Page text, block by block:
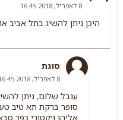
8 לאפריל, 2018 16:45
היכן ניתן להשיג בתל אביב
סוגת
8 לאפריל, 2018 16:45
ענבל שלום, ניתן
סופר ברקת תא טיב
אליהו ויקטורי כפר